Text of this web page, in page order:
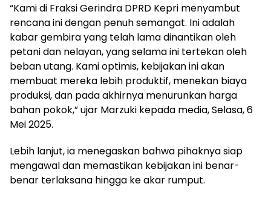
“Kami di Fraksi Gerindra DPRD Kepri menyambut
rencana ini dengan penuh semangat. Ini adalah
kabar gembira yang telah lama dinantikan oleh
petani dan nelayan, yang selama ini tertekan oleh
beban utang. Kami optimis, kebijakan ini akan
membuat mereka lebih produktif, menekan biaya
produksi, dan pada akhirnya menurunkan harga
bahan pokok,” ujar Marzuki kepada media, Selasa, 6
Mei 2025.
Lebih lanjut, ia menegaskan bahwa pihaknya siap
mengawal dan memastikan kebijakan ini benar-
benar terlaksana hingga ke akar rumput.